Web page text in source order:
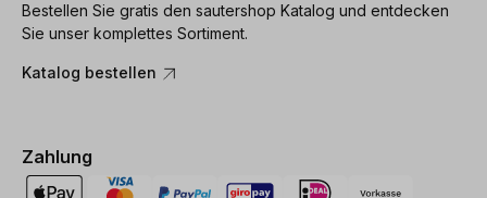
Bestellen Sie gratis den sautershop Katalog und entdecken
Sie unser komplettes Sortiment.
Katalog bestellen
Zahlung